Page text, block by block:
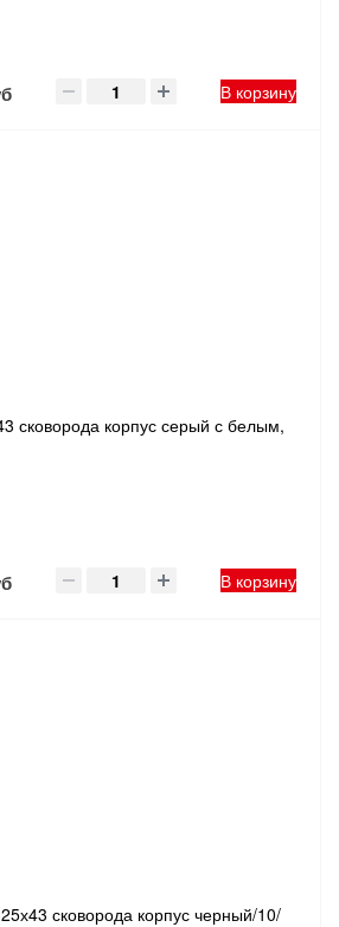
В корзину
сковорода корпус серый с белым,
В корзину
сковорода корпус черный/10/